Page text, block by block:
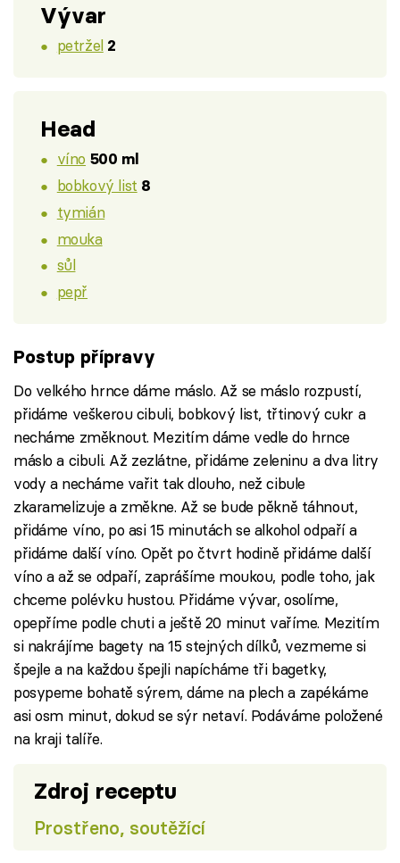
Vývar
petržel 2
Head
víno 500 ml
bobkový list 8
tymián
mouka
sůl
pepř
Postup přípravy
Do velkého hrnce dáme máslo. Až se máslo rozpustí,
přidáme veškerou cibuli, bobkový list, třtinový cukr a
necháme změknout. Mezitím dáme vedle do hrnce
máslo a cibuli. Až zezlátne, přidáme zeleninu a dva litry
vody a necháme vařit tak dlouho, než cibule
zkaramelizuje a změkne. Až se bude pěkně táhnout,
přidáme víno, po asi 15 minutách se alkohol odpaří a
přidáme další víno. Opět po čtvrt hodině přidáme další
víno a až se odpaří, zaprášíme moukou, podle toho, jak
chceme polévku hustou. Přidáme vývar, osolíme,
opepříme podle chuti a ještě 20 minut vaříme. Mezitím
si nakrájíme bagety na 15 stejných dílků, vezmeme si
špejle a na každou špejli napícháme tři bagetky,
posypeme bohatě sýrem, dáme na plech a zapékáme
asi osm minut, dokud se sýr netaví. Podáváme položené
na kraji talíře.
Zdroj receptu
Prostřeno, soutěžící